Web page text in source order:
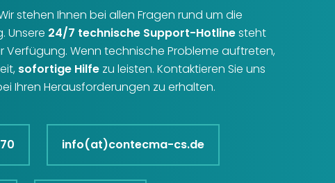
stehen Ihnen bei allen Fragen rund um die
Unsere 24/7 technische Support-Hotlinesteht
Verfügung. Wenn technische Probleme auftreten,
sofortige Hilfe zu leisten. Kontaktieren Sie uns
Ihren Herausforderungen zu erhalten.
info(at)contecma-cs.de